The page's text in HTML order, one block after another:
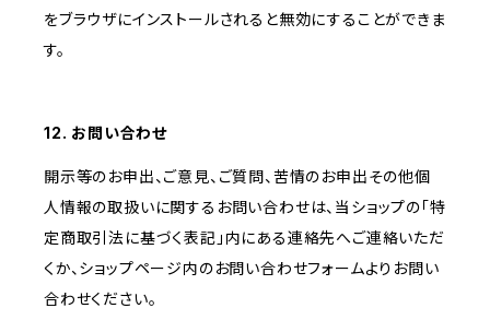
をブラウザにインストールされると無効にすることができま
す。
12. お問い合わせ
開示等のお申出、ご意見、ご質問、苦情のお申出その他個
人情報の取扱いに関するお問い合わせは、当ショップの「特
定商取引法に基づく表記」内にある連絡先へご連絡いただ
くか、ショップページ内のお問い合わせフォームよりお問い
合わせください。